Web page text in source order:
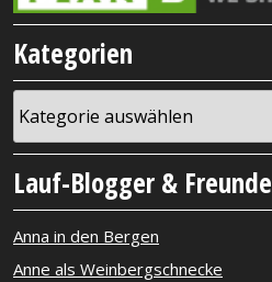
Kategorien
Lauf-Blogger & Freunde
Anna in den Bergen
Anne als Weinbergschnecke